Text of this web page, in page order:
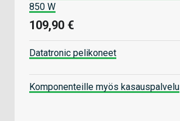
850 W
109,90 €
Datatronic pelikoneet
Komponenteille myös kasauspalvelu